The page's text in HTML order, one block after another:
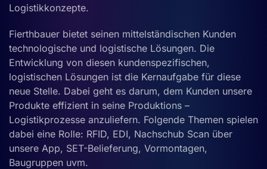
Logistikkonzepte.
Fierthbauer bietet seinen mittelständischen Kunden
technologische und logistische Lösungen. Die
Entwicklung von diesen kundenspezifischen,
logistischen Lösungen ist die Kernaufgabe für diese
neue Stelle. Dabei geht es darum, dem Kunden unsere
Produkte effizient in seine Produktions –
Logistikprozesse anzuliefern. Folgende Themen spielen
dabei eine Rolle: RFID, EDI, Nachschub Scan über
unsere App, SET-Belieferung, Vormontagen,
Baugruppen uvm.